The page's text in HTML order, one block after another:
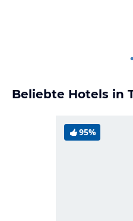
Beliebte Hotels in
95%